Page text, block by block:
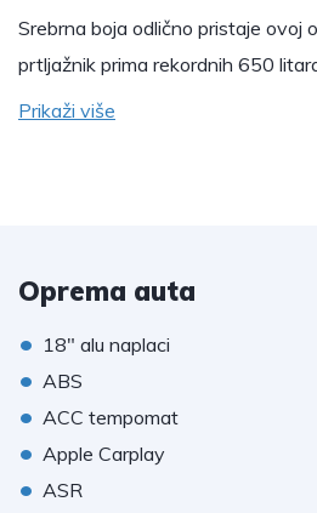
Srebrna boja odlično pristaje ovoj
prtljažnik prima rekordnih 650
Prikaži više
Oprema auta
• 18" alu naplaci
• ABS
• ACC tempomat
• Apple Carplay
• ASR